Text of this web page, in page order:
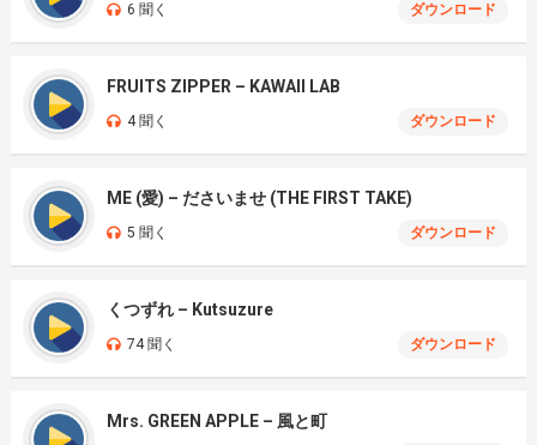
6 聞く ダウンロード
FRUITS ZIPPER – KAWAII LAB
4 聞く ダウンロード
ME (愛) – ださいませ (THE FIRST TAKE)
5 聞く ダウンロード
くつずれ – Kutsuzure
74 聞く ダウンロード
Mrs. GREEN APPLE – 風と町